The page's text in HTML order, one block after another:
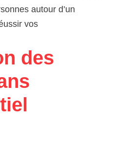
autour d’un
vos
des